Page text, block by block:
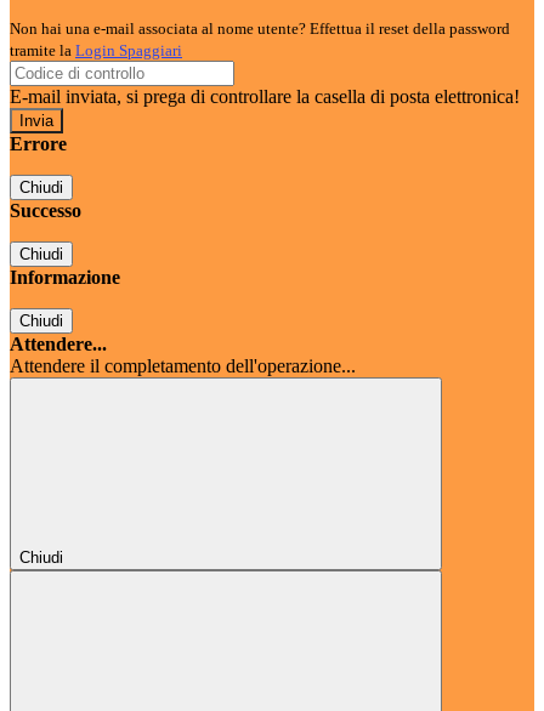
Non hai una e-mail associata al nome utente? Effettua il reset della password
tramite la Login Spaggiari
E-mail inviata, si prega di controllare la casella di posta elettronica!
Errore
Chiudi
Successo
Chiudi
Informazione
Chiudi
Attendere...
Attendere il completamento dell'operazione...
Chiudi